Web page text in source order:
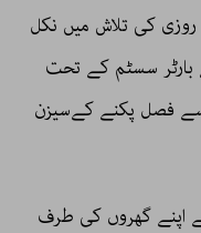
روزی کی تلاش میں نکل
بارٹر سسٹم کے تحت
فصل پکنے کےسیزن
اپنے گھروں کی طرف